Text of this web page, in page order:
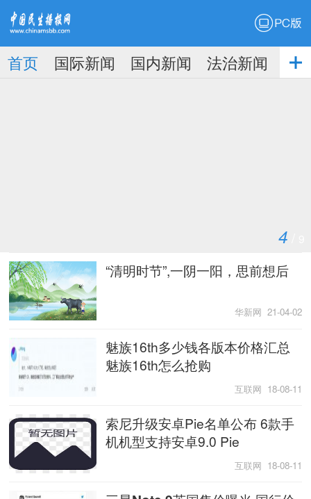
网
首页 国际新闻 国内新闻 法治新闻
社
4
“清明时节”,一阴一阳，思前想后
华新网 21-04-02
魅族16th多少钱各版本价格汇总
魅族16th怎么抢购
互联网 18-08-11
索尼升级安卓Pie名单公布 6款手
机机型支持安卓9.0 Pie
互联网 18-08-11